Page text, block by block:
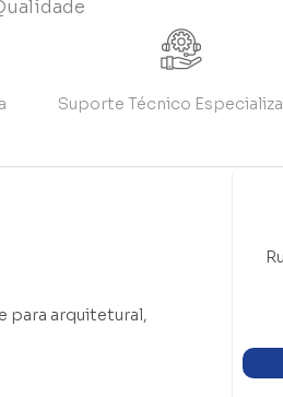
Suporte Técnico
para arquitetural,